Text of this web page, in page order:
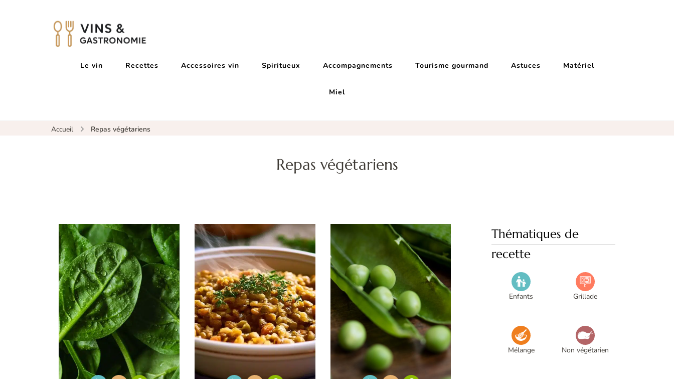
Le vin Recettes Accessoires vin Spiritueux Accompagnements Tourisme gourmand Astuces Matériel
Miel
Accueil Repas végétariens
Repas végétariens
Thématiques de
recette
Enfants Grillade
Mélange Non végétarien